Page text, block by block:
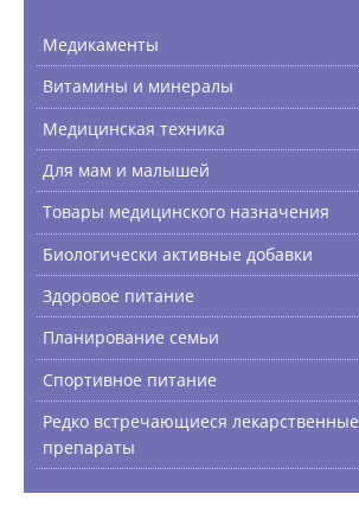
Медикаменты
Витамины и минералы
Медицинская техника
Для мам и малышей
Товары медицинского назначения
Биологически активные добавки
Здоровое питание
Планирование семьи
Спортивное питание
Редко встречающиеся лекарственные
препараты